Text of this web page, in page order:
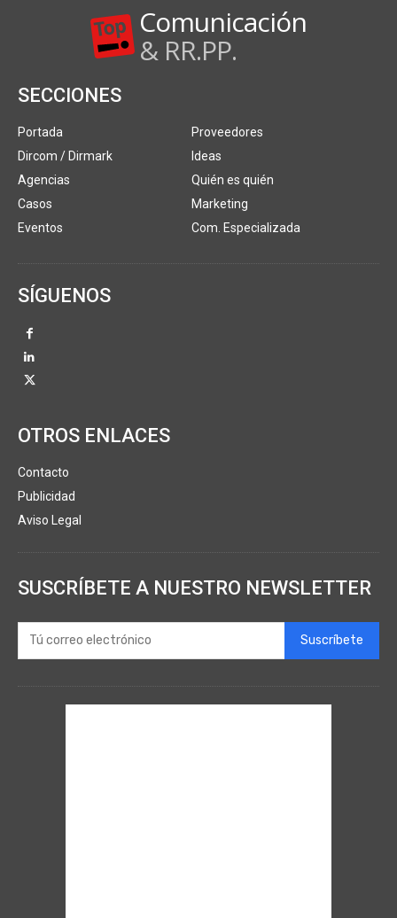
Comunicación
& RR.PP.
SECCIONES
Portada
Dircom / Dirmark
Agencias
Casos
Eventos
Proveedores
Ideas
Quién es quién
Marketing
Com. Especializada
SÍGUENOS
OTROS ENLACES
Contacto
Publicidad
Aviso Legal
SUSCRÍBETE A NUESTRO NEWSLETTER
Suscríbete